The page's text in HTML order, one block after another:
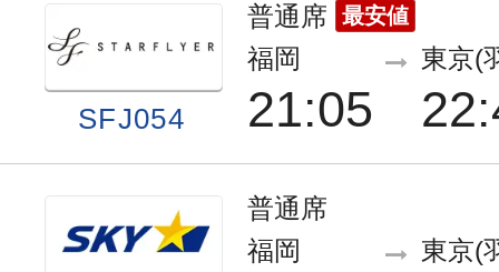
SFJ054
普通席 最安値
福岡
21:05
東京(
普通席
福岡
東京(